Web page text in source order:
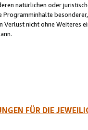
natürlichen oder
Programminhalte
Verlust nicht ohne Weiteres
FÜR DIE